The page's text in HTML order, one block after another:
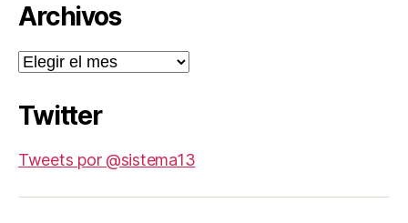
Archivos
Archivos
Twitter
Tweets por @sistema13